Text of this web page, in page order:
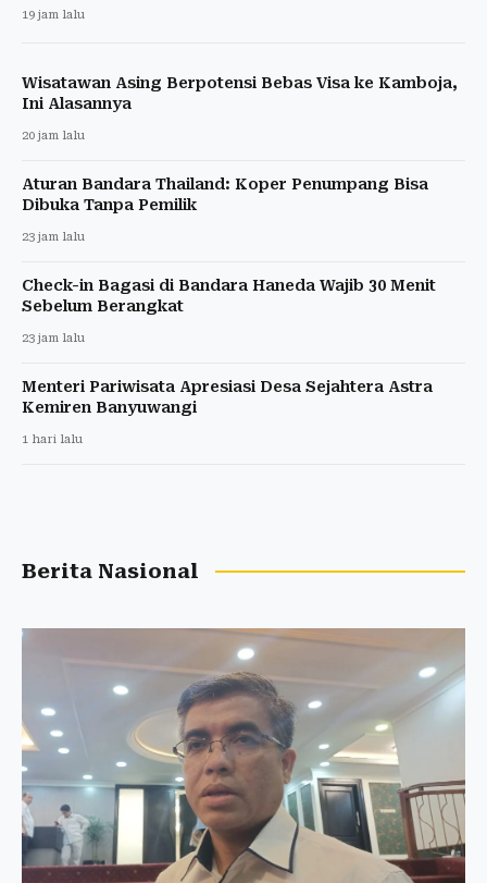
19 jam lalu
Wisatawan Asing Berpotensi Bebas Visa ke Kamboja,
Ini Alasannya
20 jam lalu
Aturan Bandara Thailand: Koper Penumpang Bisa
Dibuka Tanpa Pemilik
23 jam lalu
Check-in Bagasi di Bandara Haneda Wajib 30 Menit
Sebelum Berangkat
23 jam lalu
Menteri Pariwisata Apresiasi Desa Sejahtera Astra
Kemiren Banyuwangi
1 hari lalu
Berita Nasional